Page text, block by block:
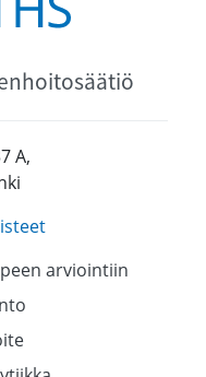
A,
arviointiin